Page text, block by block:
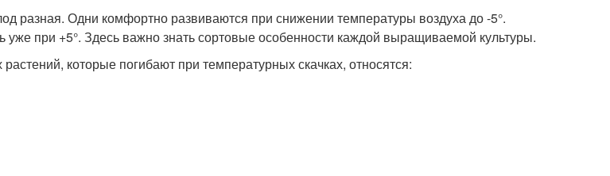
разная. Одни комфортно развиваются при снижении температуры воздуха до -5°.
уже при +5°. Здесь важно знать сортовые особенности каждой выращиваемой культуры.
которые погибают при температурных скачках, относятся: